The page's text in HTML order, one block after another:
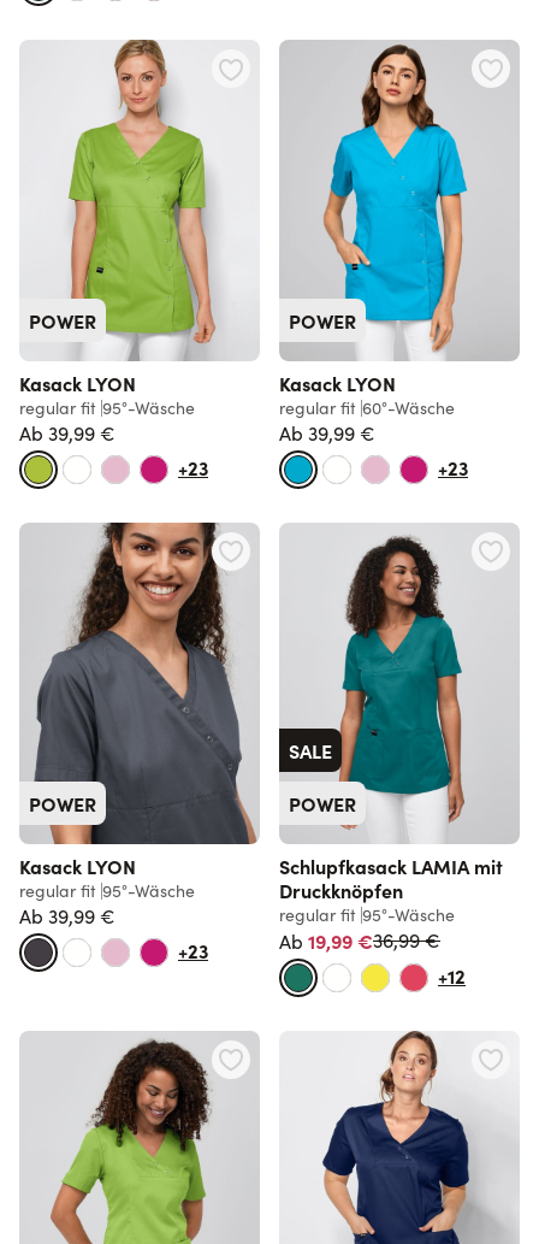
POWER
Kasack LYON
regular fit 95°-Wäsche
Ab 39,99 €
+23
POWER
Kasack LYON
regular fit 60°-Wäsche
Ab 39,99 €
+23
POWER
Kasack LYON
regular fit 95°-Wäsche
Ab 39,99 €
+23
SALE
POWER
Schlupfkasack LAMIA mit
Druckknöpfen
regular fit 95°-Wäsche
Ab 19,99 €Normalpreis
36,99 €
+12